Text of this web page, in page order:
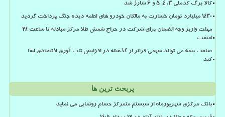
کالا برگ کدملی 3، 4، 5 و 6 شارژ شد
۱۴۳۰ میلیارد تومان خسارت به مالکان خودرو های لطمه دیده جنگ پرداخت گردید
مهلت واریز وجه الضمان برای شرکت در حراج شمش طلا مرکز مبادله تا ساعت ۲۴
امشب
صنعت بیمه می تواند سهمی فراتر از گذشته در افزایش تاب آوری اقتصادی ایفا
کند
پربحث ترین ها
بانک مرکزی شهریورماه از سیستم متمرکز حسام رونمایی می نماید